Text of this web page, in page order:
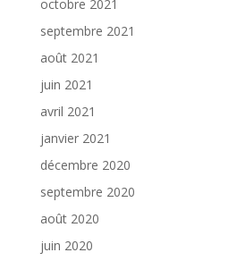
octobre 2021
septembre 2021
août 2021
juin 2021
avril 2021
janvier 2021
décembre 2020
septembre 2020
août 2020
juin 2020